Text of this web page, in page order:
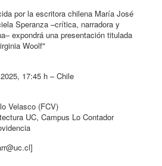
por la escritora chilena María José
Speranza –crítica, narradora y
expondrá una presentación titulada
Woolf"
17:45 h – Chile
Velasco (FCV)
UC, Campus Lo Contador
]